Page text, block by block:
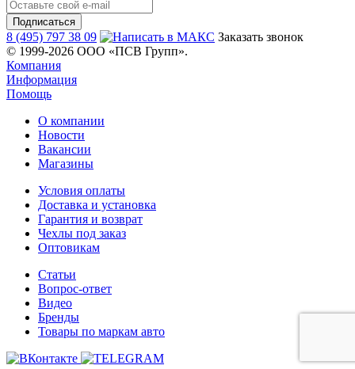
8 (495) 797 38 09
Заказать звонок
© 1999-2026 ООО «ПСВ Групп».
Компания
Информация
Помощь
О компании
Новости
Вакансии
Магазины
Условия оплаты
Доставка и установка
Гарантия и возврат
Чехлы под заказ
Оптовикам
Статьи
Вопрос-ответ
Видео
Бренды
Товары по маркам авто